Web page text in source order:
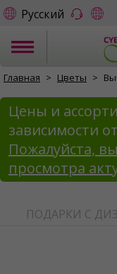
Русский
Главная Цветы
Цены и
зависимости
Пожалуйста,
просмотра
ПОДАРКИ С